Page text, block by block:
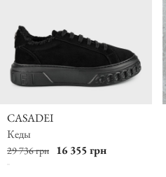
CASADEI
Кеды
29 736 грн 16 355 грн